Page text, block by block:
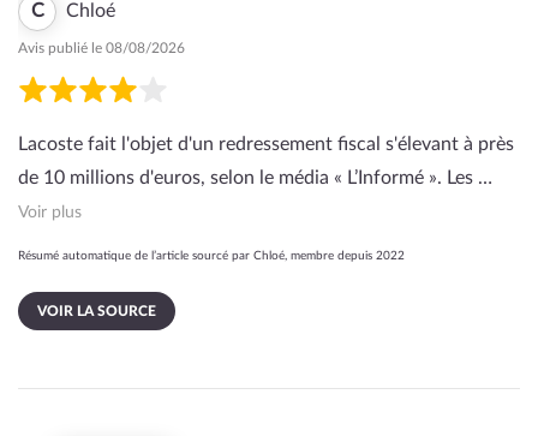
C Chloé
Avis publié le 08/08/2026
Lacoste fait l'objet d'un redressement fiscal s'élevant à près
de 10 millions d'euros, selon le média « L’Informé ». Les …
Voir plus
Résumé automatique de l’article sourcé par Chloé, membre depuis 2022
VOIR LA SOURCE